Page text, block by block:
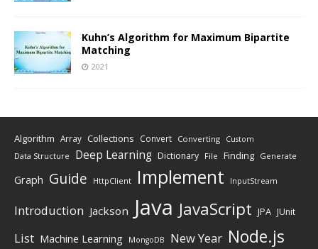
Kuhn’s Algorithm for Maximum Bipartite
Matching
2021
Algorithm Array Collections Convert Converting Custom
Data Structure Deep Learning Dictionary File Finding Generate
Graph Guide HttpClient Implement InputStream
Introduction Jackson Java JavaScript JPA JUnit
List Machine Learning MongoDB New Year Node.js